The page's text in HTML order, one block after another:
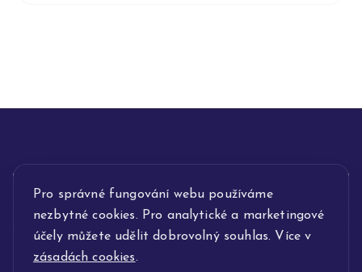
Pro správné fungování webu používáme
nezbytné cookies. Pro analytické a marketingové
účely můžete udělit dobrovolný souhlas. Více v
zásadách cookies.
INFORMACE
POPIS SLUŽEB